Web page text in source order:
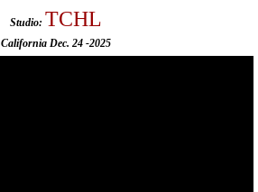
Studio: TCHL
California Dec. 24 -2025